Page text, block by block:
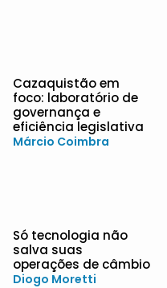
Cazaquistão em
foco: laboratório de
governança e
eficiência legislativa
Márcio Coimbra
Só tecnologia não
salva suas
operações de câmbio
Diogo Moretti